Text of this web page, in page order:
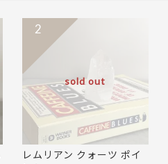
sold out
レムリアン クォーツ ポイ
2